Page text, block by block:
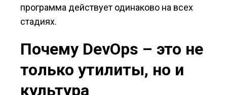
программа действует одинаково на всех
стадиях.
Почему DevOps – это не
только утилиты, но и
культура